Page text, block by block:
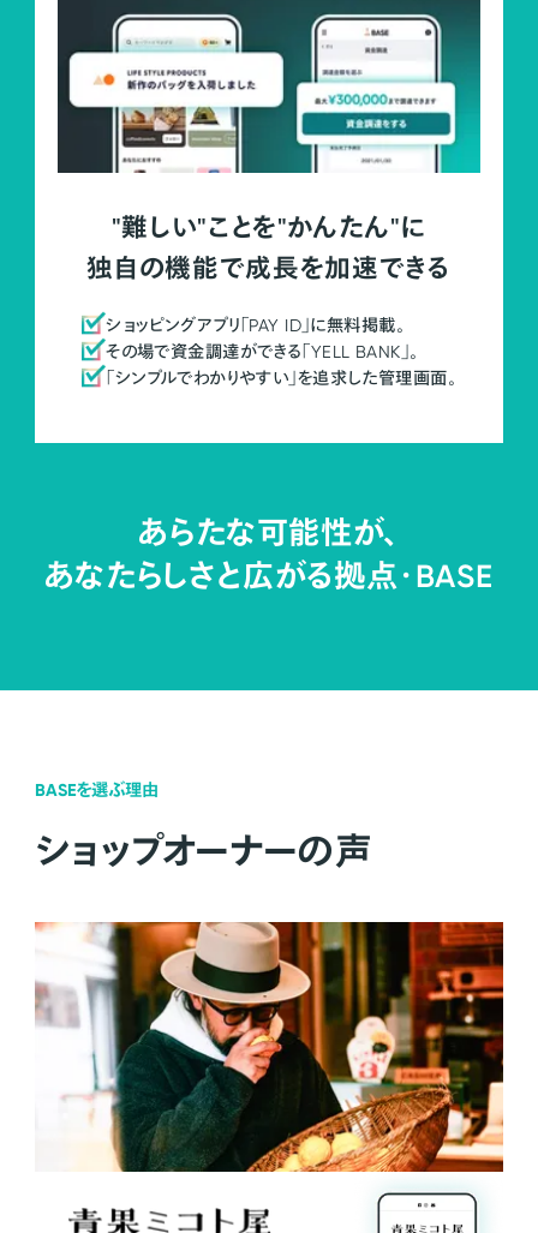
"難しい"ことを"かんたん"に
独自の機能で成長を加速できる
ショッピングアプリ「PAY ID」に無料掲載。
その場で資金調達ができる「YELL BANK」。
「シンプルでわかりやすい」を追求した管理画面。
あらたな可能性が、
あなたらしさと広がる拠点・BASE
BASEを選ぶ理由
ショップオーナーの声